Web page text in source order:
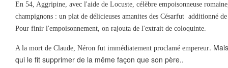
En 54, Aggripine, avec l'aide de Locuste, célèbre empoisonneuse
champignons : un plat de délicieuses amanites des Césarfut additionné
Pour finir l'empoisonnement, on rajouta de l'extrait de coloquinte.
A la mort de Claude, Néron fut immédiatement proclamé empereur.
qui le fit supprimer de la même façon que son père..